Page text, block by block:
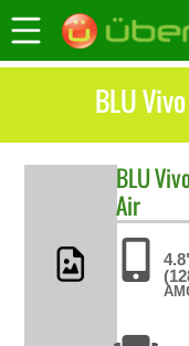
BLU
BLU
Air